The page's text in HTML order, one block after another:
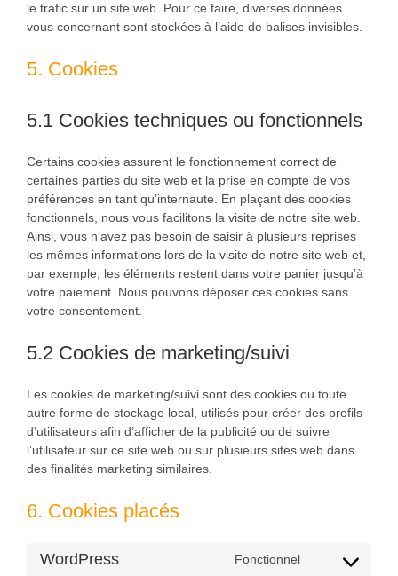
le trafic sur un site web. Pour ce faire, diverses données
vous concernant sont stockées à l’aide de balises invisibles.
5. Cookies
5.1 Cookies techniques ou fonctionnels
Certains cookies assurent le fonctionnement correct de
certaines parties du site web et la prise en compte de vos
préférences en tant qu’internaute. En plaçant des cookies
fonctionnels, nous vous facilitons la visite de notre site web.
Ainsi, vous n’avez pas besoin de saisir à plusieurs reprises
les mêmes informations lors de la visite de notre site web et,
par exemple, les éléments restent dans votre panier jusqu’à
votre paiement. Nous pouvons déposer ces cookies sans
votre consentement.
5.2 Cookies de marketing/suivi
Les cookies de marketing/suivi sont des cookies ou toute
autre forme de stockage local, utilisés pour créer des profils
d’utilisateurs afin d’afficher de la publicité ou de suivre
l’utilisateur sur ce site web ou sur plusieurs sites web dans
des finalités marketing similaires.
6. Cookies placés
WordPress Fonctionnel
Consent